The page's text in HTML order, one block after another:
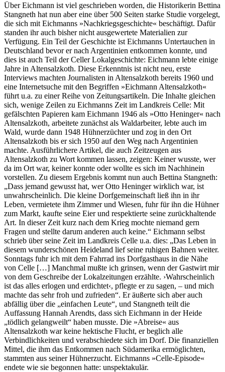
Über Eichmann ist viel geschrieben worden, die Historikerin Bettina
Stangneth hat nun aber eine über 500 Seiten starke Studie vorgelegt,
die sich mit Eichmanns »Nachkriegsgeschichte« beschäftigt. Dafür
standen ihr auch bisher nicht ausgewertete Materialien zur
Verfügung. Ein Teil der Geschichte ist Eichmanns Untertauchen in
Deutschland bevor er nach Argentinien entkommen konnte, und
dies ist auch Teil der Celler Lokalgeschichte: Eichmann lebte einige
Jahre in Altensalzkoth. Diese Erkenntnis ist nicht neu, erste
Interviews machten Journalisten in Altensalzkoth bereits 1960 und
eine Internetsuche mit den Begriffen »Eichmann Altensalzkoth«
führt u.a. zu einer Reihe von Zeitungsartikeln. Die Inhalte gleichen
sich, wenige Zeilen zu Eichmanns Zeit im Landkreis Celle: Mit
gefälschten Papieren kam Eichmann 1946 als »Otto Heninger« nach
Altensalzkoth, arbeitete zunächst als Waldarbeiter, lebte auch im
Wald, wurde dann 1948 Hühnerzüchter und zog in den Ort
Altensalzkoth bis er sich 1950 auf den Weg nach Argentinien
machte. Ausführlichere Artikel, die auch Zeitzeugen aus
Altensalzkoth zu Wort kommen lassen, zeigen: Keiner wusste, wer
da im Ort war, keiner konnte oder wollte es sich im Nachhinein
vorstellen. Zu diesem Ergebnis kommt nun auch Bettina Stangneth:
„Dass jemand gewusst hat, wer Otto Heninger wirklich war, ist
unwahrscheinlich. Die kleine Dorfgemeinschaft ließ ihn in ihr
Leben, vermietete ihm Zimmer und Wiesen, fuhr für ihn die Hühner
zum Markt, kaufte seine Eier und respektierte seine zurückhaltende
Art. In dieser Zeit kurz nach dem Krieg mochte niemand gern
Fragen und stellte darum anderen auch keine.“ Eichmann selbst
schrieb über seine Zeit im Landkreis Celle u.a. dies: „Das Leben in
diesem wunderschönen Heideland lief seine ruhigen Bahnen weiter.
Sonntags fuhr ich mit dem Fahrrad ins Dorfgasthaus in die Nähe
von Celle […] Manchmal mußte ich grinsen, wenn der Gastwirt mir
von dem Geschreibe der Lokalzeitungen erzählte. ›Wahrscheinlich
ist das alles erlogen und erdichtet‹, pflegte er zu sagen, – und mich
machte das sehr froh und zufrieden“. Er äußerte sich aber auch
abfällig über die „einfachen Leute“, und Stangneth teilt die
Auffassung Hannah Arendts, dass sich Eichmann in der Heide
„tödlich gelangweilt“ haben musste. Die »Abreise« aus
Altensalzkoth war keine hektische Flucht, er beglich alle
Verbindlichkeiten und verabschiedete sich im Dorf. Die finanziellen
Mittel, die ihm das Entkommen nach Südamerika ermöglichten,
stammten aus seiner Hühnerzucht. Eichmanns »Celle-Episode«
endete wie sie begonnen hatte: unspektakulär.